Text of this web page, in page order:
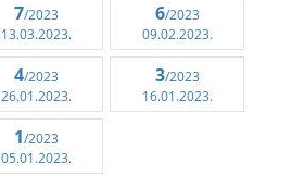
7/2023
13.03.2023.
6/2023
09.02.2023.
4/2023
26.01.2023.
3/2023
16.01.2023.
1/2023
05.01.2023.